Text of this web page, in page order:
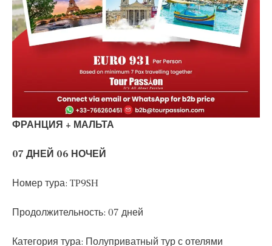
ФРАНЦИЯ + МАЛЬТА
07 ДНЕЙ 06 НОЧЕЙ
Номер тура: TP9SH
Продолжительность: 07 дней
Категория тура: Полуприватный тур с отелями